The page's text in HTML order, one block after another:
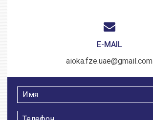
E-MAIL
aioka.fze.uae@gmail.com